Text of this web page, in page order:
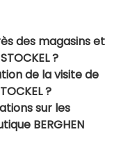
des magasins et
?
de la visite de
?
sur les
BERGHEN